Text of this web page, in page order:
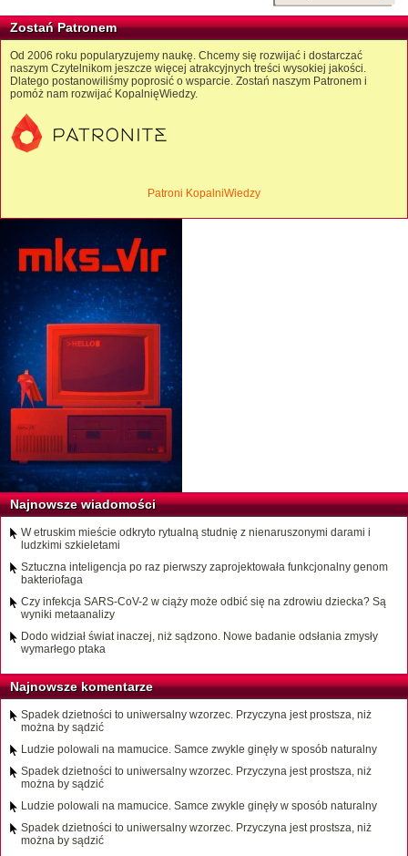
Zostań Patronem
Od 2006 roku popularyzujemy naukę. Chcemy się rozwijać i dostarczać
naszym Czytelnikom jeszcze więcej atrakcyjnych treści wysokiej jakości.
Dlatego postanowiliśmy poprosić o wsparcie. Zostań naszym Patronem i
pomóż nam rozwijać KopalnięWiedzy.
Patroni KopalniWiedzy
Najnowsze wiadomości
W etruskim mieście odkryto rytualną studnię z nienaruszonymi darami i
ludzkimi szkieletami
Sztuczna inteligencja po raz pierwszy zaprojektowała funkcjonalny genom
bakteriofaga
Czy infekcja SARS-CoV-2 w ciąży może odbić się na zdrowiu dziecka? Są
wyniki metaanalizy
Dodo widział świat inaczej, niż sądzono. Nowe badanie odsłania zmysły
wymarłego ptaka
Najnowsze komentarze
Spadek dzietności to uniwersalny wzorzec. Przyczyna jest prostsza, niż
można by sądzić
Ludzie polowali na mamucice. Samce zwykle ginęły w sposób naturalny
Spadek dzietności to uniwersalny wzorzec. Przyczyna jest prostsza, niż
można by sądzić
Ludzie polowali na mamucice. Samce zwykle ginęły w sposób naturalny
Spadek dzietności to uniwersalny wzorzec. Przyczyna jest prostsza, niż
można by sądzić